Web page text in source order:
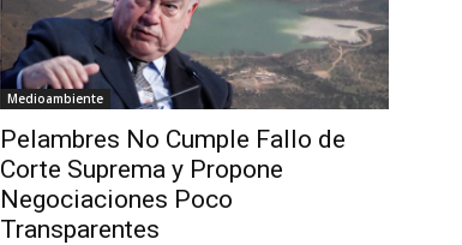
Medioambiente
Pelambres No Cumple Fallo de
Corte Suprema y Propone
Negociaciones Poco
Transparentes